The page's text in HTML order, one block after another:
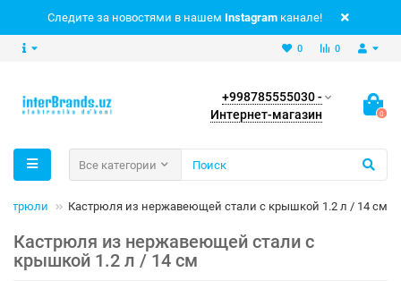
Следите за новостями в нашем Instagram канале!
0
0
+998785555030 -
Интернет-магазин
0
Все категории
Кастрюля из нержавеющей стали с крышкой 1.2 л / 14 см
Кастрюля из нержавеющей стали с
крышкой 1.2 л / 14 см